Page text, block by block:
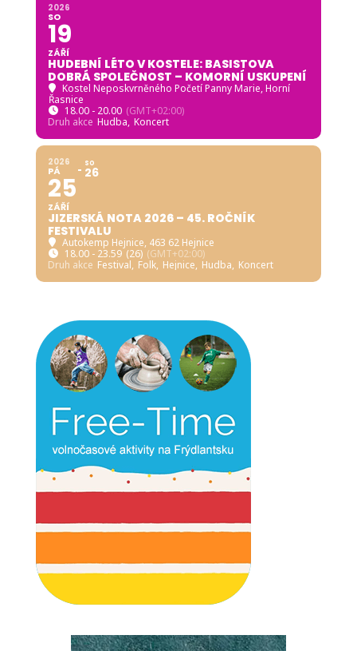
2026
SO
19
ZÁŘÍ
HUDEBNÍ LÉTO V KOSTELE: BASISTOVA
DOBRÁ SPOLEČNOST – KOMORNÍ USKUPENÍ
Kostel Neposkvrněného Početí Panny Marie, Horní
Řasnice
18.00 - 20.00 (GMT+02:00)
Druh akce Hudba, Koncert
2026
PÁ
25
ZÁŘÍ
SO
26
JIZERSKÁ NOTA 2026 – 45. ROČNÍK
FESTIVALU
Autokemp Hejnice, 463 62 Hejnice
18.00 - 23.59 (26) (GMT+02:00)
Druh akce Festival, Folk, Hejnice, Hudba, Koncert